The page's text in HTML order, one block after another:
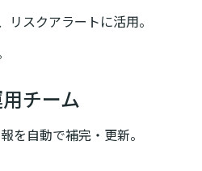
スクアラートに活用。
チーム
を自動で補完・更新。